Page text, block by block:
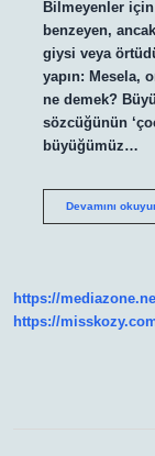
Bilmeyenler
benzeyen,
giysi veya
yapın: Mesela,
ne demek?
sözcüğünün
büyüğümüz…
Devamını
https://
https://